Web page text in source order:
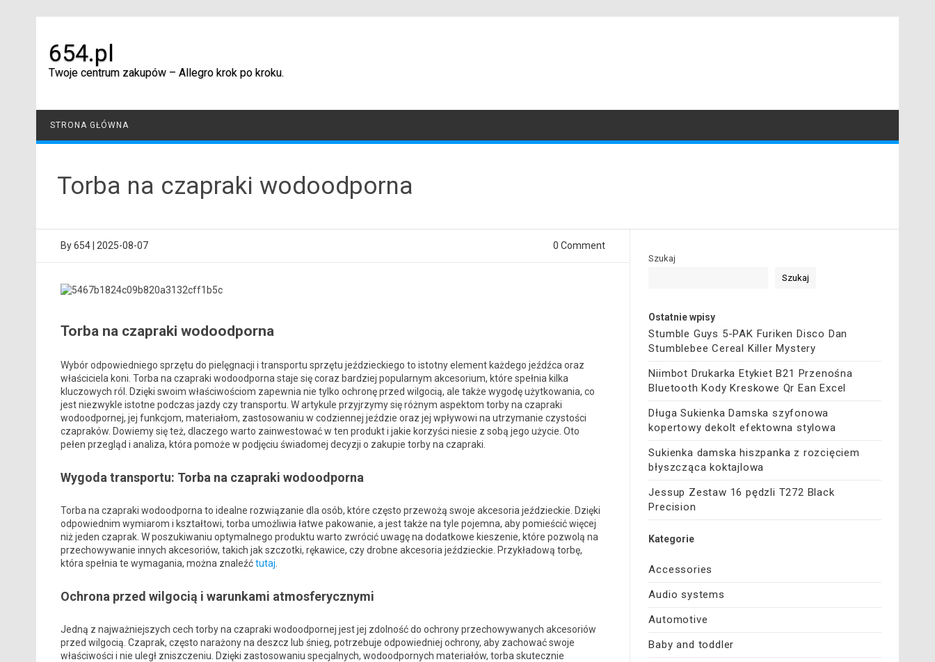
654.pl
Twoje centrum zakupów – Allegro krok po kroku.
STRONA GŁÓWNA
Torba na czapraki wodoodporna
By654 2025-08-07 0 Comment
Torba na czapraki wodoodporna
Wybór odpowiedniego sprzętu do pielęgnacji i transportu sprzętu jeździeckiego to istotny element każdego jeźdźca oraz
właściciela koni. Torba na czapraki wodoodporna staje się coraz bardziej popularnym akcesorium, które spełnia kilka
kluczowych ról. Dzięki swoim właściwościom zapewnia nie tylko ochronę przed wilgocią, ale także wygodę użytkowania, co
jest niezwykle istotne podczas jazdy czy transportu. W artykule przyjrzymy się różnym aspektom torby na czapraki
wodoodpornej, jej funkcjom, materiałom, zastosowaniu w codziennej jeździe oraz jej wpływowi na utrzymanie czystości
czapraków. Dowiemy się też, dlaczego warto zainwestować w ten produkt i jakie korzyści niesie z sobą jego użycie. Oto
pełen przegląd i analiza, która pomoże w podjęciu świadomej decyzji o zakupie torby na czapraki.
Wygoda transportu: Torba na czapraki wodoodporna
Torba na czapraki wodoodporna to idealne rozwiązanie dla osób, które często przewożą swoje akcesoria jeździeckie. Dzięki
odpowiednim wymiarom i kształtowi, torba umożliwia łatwe pakowanie, a jest także na tyle pojemna, aby pomieścić więcej
niż jeden czaprak. W poszukiwaniu optymalnego produktu warto zwrócić uwagę na dodatkowe kieszenie, które pozwolą na
przechowywanie innych akcesoriów, takich jak szczotki, rękawice, czy drobne akcesoria jeździeckie. Przykładową torbę,
która spełnia te wymagania, można znaleźćtutaj
Ochrona przed wilgocią i warunkami atmosferycznymi
Jedną z najważniejszych cech torby na czapraki wodoodpornej jest jej zdolność do ochrony przechowywanych akcesoriów
przed wilgocią. Czaprak, często narażony na deszcz lub śnieg, potrzebuje odpowiedniej ochrony, aby zachować swoje
właściwości i nie uległ zniszczeniu. Dzięki zastosowaniu specjalnych, wodoodpornych materiałów, torba skutecznie
Szukaj
Szukaj
Ostatnie wpisy
Stumble Guys 5-PAK Furiken Disco Dan
Stumblebee Cereal Killer Mystery
Niimbot Drukarka Etykiet B21 Przenośna
Bluetooth Kody Kreskowe Qr Ean Excel
Długa Sukienka Damska szyfonowa
kopertowy dekolt efektowna stylowa
Sukienka damska hiszpanka z rozcięciem
błyszcząca koktajlowa
Jessup Zestaw 16 pędzli T272 Black
Precision
Kategorie
Accessories
Audio systems
Automotive
Baby and toddler